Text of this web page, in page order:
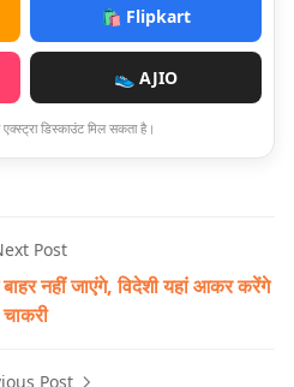
🛍️ Flipkart
👟 AJIO
डिस्काउंट मिल सकता है।
Post
नहीं जाएंगे, विदेशी यहां आकर करेंगे
चाकरी
Post